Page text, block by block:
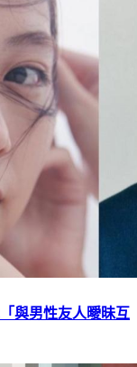
與男性友人曖昧互